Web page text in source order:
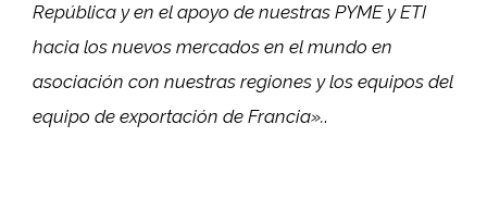
República y en el apoyo de nuestras PYME y ETI
hacia los nuevos mercados en el mundo en
asociación con nuestras regiones y los equipos del
equipo de exportación de Francia»..